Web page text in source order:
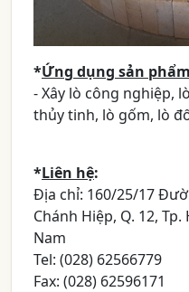
*Ứng dụng sản phẩm
- Xây lò công nghiệp,
thủy tinh, lò gốm, lò
*Liên hệ:
Địa chỉ: 160/25/17
Chánh Hiệp, Q. 12,
Nam
Tel: (028) 62566779
Fax: (028) 62596171